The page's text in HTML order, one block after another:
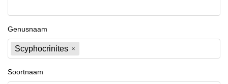
Genusnaam
Scyphocrinites
Soortnaam